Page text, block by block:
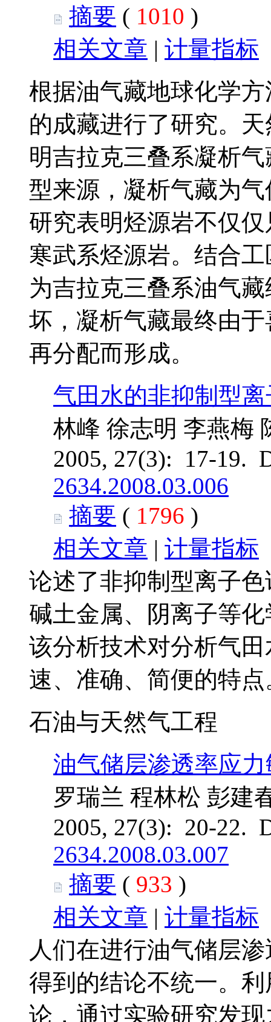
摘要 ( 1010 )
相关文章 | 计量指标
根据油气藏地球化学
的成藏进行了研究。
明吉拉克三叠系凝析
型来源，凝析气藏为
研究表明烃源岩不仅
寒武系烃源岩。结合
为吉拉克三叠系油气
坏，凝析气藏最终由
再分配而形成。
气田水的非抑制型
林峰 徐志明 李燕梅
2005, 27(3): 17-19.
2634.2008.03.006
摘要 ( 1796 )
相关文章 | 计量指标
论述了非抑制型离子
碱土金属、阴离子等
该分析技术对分析气
速、准确、简便的特点
石油与天然气工程
油气储层渗透率应
罗瑞兰 程林松 彭建
2005, 27(3): 20-22.
2634.2008.03.007
摘要 ( 933 )
相关文章 | 计量指标
人们在进行油气储层
得到的结论不统一。
论，通过实验研究发